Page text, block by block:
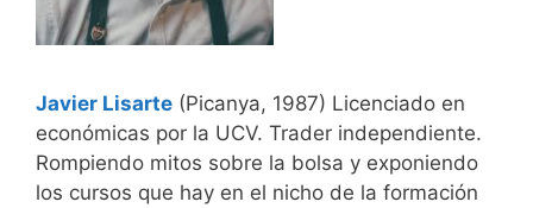
Javier Lisarte (Picanya, 1987) Licenciado en
económicas por la UCV. Trader independiente.
Rompiendo mitos sobre la bolsa y exponiendo
los cursos que hay en el nicho de la formación